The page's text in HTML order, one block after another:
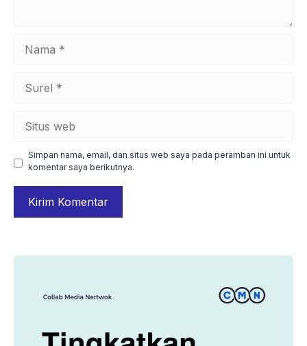
web
Simpan nama, email, dan situs web saya pada peramban ini untuk
komentar saya berikutnya.